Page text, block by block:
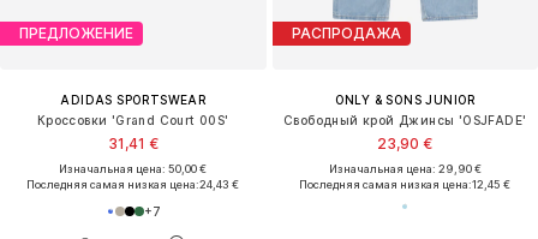
ПРЕДЛОЖЕНИЕ
ADIDAS SPORTSWEAR
Кроссовки 'Grand Court 00S'
31,41 €
Изначальная цена: 50,00 €
Последняя самая низкая цена:24,43 €
+7
РАСПРОДАЖА
ONLY & SONS JUNIOR
Свободный крой Джинсы 'OSJFADE'
23,90 €
Изначальная цена: 29,90 €
Последняя самая низкая цена:12,45 €